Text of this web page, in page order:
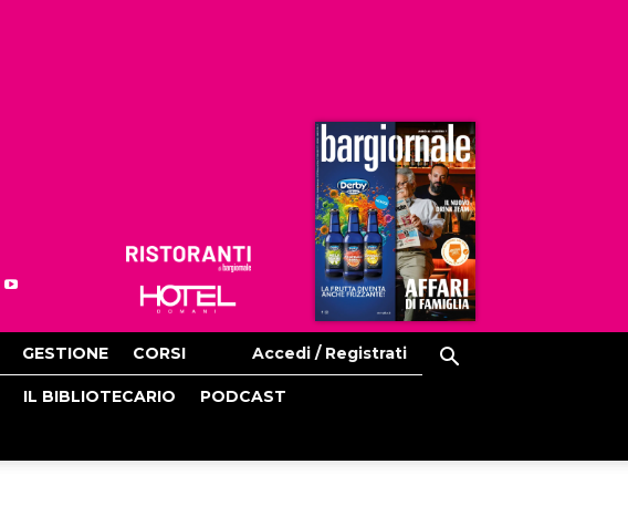
Ristoranti
Hoteldomani
GESTIONE CORSI Accedi / Registrati
IL BIBLIOTECARIO PODCAST